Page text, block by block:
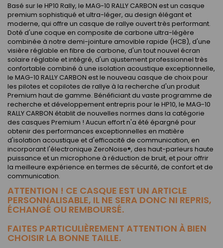
Basé sur le HP10 Rally, le MAG-10 RALLY CARBON est un casque
premium sophistiqué et ultra-léger, au design élégant et
moderne, qui offre un casque de rallye ouvert très performant.
Doté d'une coque en composite de carbone ultra-légère
combinée à notre demi-jointure amovible rapide (HCB), d'une
visière réglable en fibre de carbone, d'un tout nouvel écran
solaire réglable et intégré, d'un ajustement professionnel très
confortable combiné à une isolation acoustique exceptionnelle,
le MAG-10 RALLY CARBON est le nouveau casque de choix pour
les pilotes et copilotes de rallye à la recherche d'un produit
Premium haut de gamme. Bénéficiant du vaste programme de
recherche et développement entrepris pour le HP10, le MAG-10
RALLY CARBON établit de nouvelles normes dans la catégorie
des casques Premium ! Aucun effort n'a été épargné pour
obtenir des performances exceptionnelles en matière
d'isolation acoustique et d'efficacité de communication, en
incorporant l'électronique ZeroNoise®, des haut-parleurs haute
puissance et un microphone à réduction de bruit, et pour offrir
la meilleure expérience en termes de sécurité, de confort et de
communication.
ATTENTION ! CE CASQUE EST UN ARTICLE
PERSONNALISABLE, IL NE SERA DONC NI REPRIS,
ÉCHANGÉ OU REMBOURSÉ.
FAITES PARTICULIÈREMENT ATTENTION À BIEN
CHOISIR LA BONNE TAILLE.